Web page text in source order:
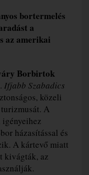
bortermelés
a
az amerikai
Borbirtok
Ifjabb Szabadics
közeli
A
házasítással és
A kártevő miatt
kivágták, az